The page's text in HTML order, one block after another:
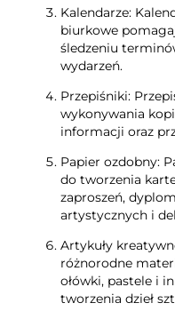
Kalendarze:
biurkowe
śledzeniu
wydarzeń.
Przepiśniki:
wykonywania
informacji oraz
Papier ozdobny:
do tworzenia
zaproszeń,
artystycznych i
Artykuły
różnorodne
ołówki, pastele i
tworzenia dzieł